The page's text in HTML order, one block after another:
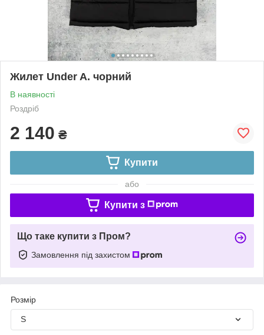
Жилет Under A. чорний
В наявності
Роздріб
2 140 ₴
Купити
або
Купити з
Що таке купити з Пром?
Замовлення під захистом
Розмір
S